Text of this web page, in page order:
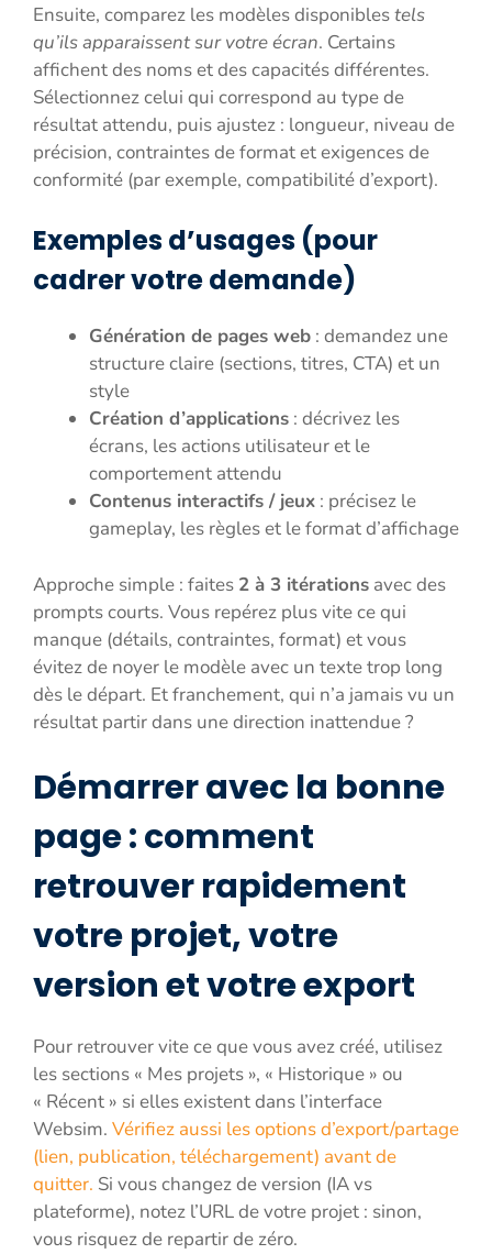
Ensuite, comparez les modèles disponiblestels
qu’ils apparaissent sur votre écran. Certains
affichent des noms et des capacités différentes.
Sélectionnez celui qui correspond au type de
résultat attendu, puis ajustez : longueur, niveau de
précision, contraintes de format et exigences de
conformité (par exemple, compatibilité d’export).
Exemples d’usages (pour
cadrer votre demande)
Génération de pages web : demandez une
structure claire (sections, titres, CTA) et un
style
Création d’applications : décrivez les
écrans, les actions utilisateur et le
comportement attendu
Contenus interactifs / jeux : précisez le
gameplay, les règles et le format d’affichage
Approche simple : faites 2 à 3 itérations avec des
prompts courts. Vous repérez plus vite ce qui
manque (détails, contraintes, format) et vous
évitez de noyer le modèle avec un texte trop long
dès le départ. Et franchement, qui n’a jamais vu un
résultat partir dans une direction inattendue ?
Démarrer avec la bonne
page : comment
retrouver rapidement
votre projet, votre
version et votre export
Pour retrouver vite ce que vous avez créé, utilisez
les sections « Mes projets », « Historique » ou
« Récent » si elles existent dans l’interface
Websim. Vérifiez aussi les options d’export/partage
(lien, publication, téléchargement) avant de
quitter. Si vous changez de version (IA vs
plateforme), notez l’URL de votre projet : sinon,
vous risquez de repartir de zéro.